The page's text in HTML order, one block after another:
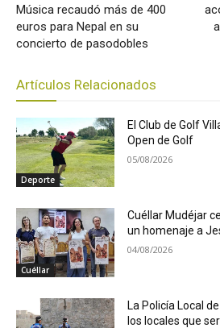
Música recaudó más de 400
euros para Nepal en su
concierto de pasodobles
Artículos Relacionados
Deporte
El Club de Golf
Open de Golf
05/08/2026
Cuéllar
Cuéllar Mudéjar
un homenaje a
04/08/2026
La Policía Local
los locales que